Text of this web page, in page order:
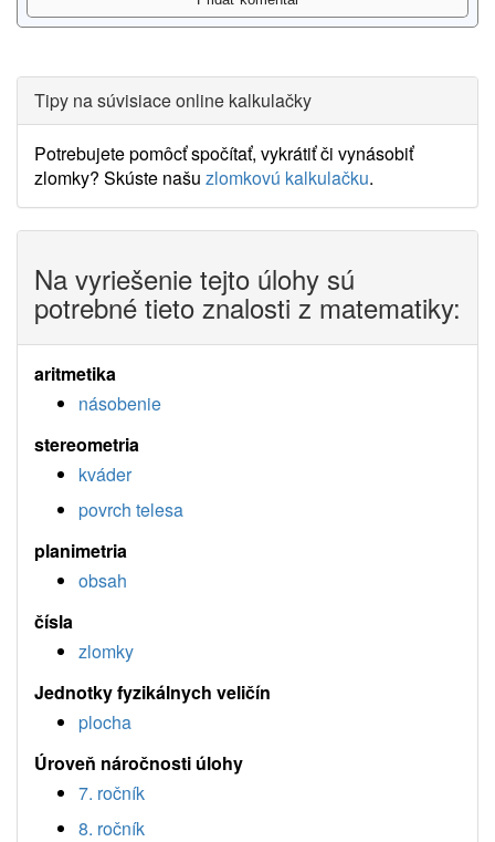
Tipy na súvisiace online kalkulačky
Potrebujete pomôcť spočítať, vykrátiť či vynásobiť
zlomky? Skúste našu zlomkovú kalkulačku.
Na vyriešenie tejto úlohy sú
potrebné tieto znalosti z matematiky:
aritmetika
násobenie
stereometria
kváder
povrch telesa
planimetria
obsah
čísla
zlomky
Jednotky fyzikálnych veličín
plocha
Úroveň náročnosti úlohy
7. ročník
8. ročník